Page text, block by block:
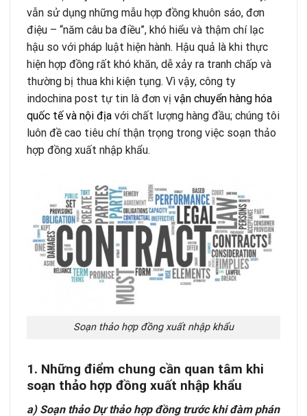
vẫn sử dụng những mẫu hợp đồng khuôn sáo, đơn
điệu – “năm câu ba điều”, khó hiểu và thậm chí lạc
hậu so với pháp luật hiện hành. Hậu quả là khi thực
hiện hợp đồng rất khó khăn, dễ xảy ra tranh chấp và
thường bị thua khi kiện tụng. Vì vậy, công ty
indochina post tự tin là đơn vị vận chuyển hàng hóa
quốc tế và nội địa với chất lượng hàng đầu; chúng tôi
luôn đề cao tiêu chí thận trọng trong việc soạn thảo
hợp đồng xuất nhập khẩu.
Soạn thảo hợp đồng xuất nhập khẩu
1. Những điểm chung cần quan tâm khi
soạn thảo hợp đồng xuất nhập khẩu
a) Soạn thảo Dự thảo hợp đồng trước khi đàm phán